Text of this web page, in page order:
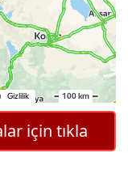
için tıkla